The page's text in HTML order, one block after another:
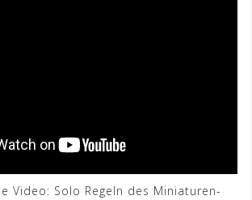
Video: Solo Regeln des Miniaturen-